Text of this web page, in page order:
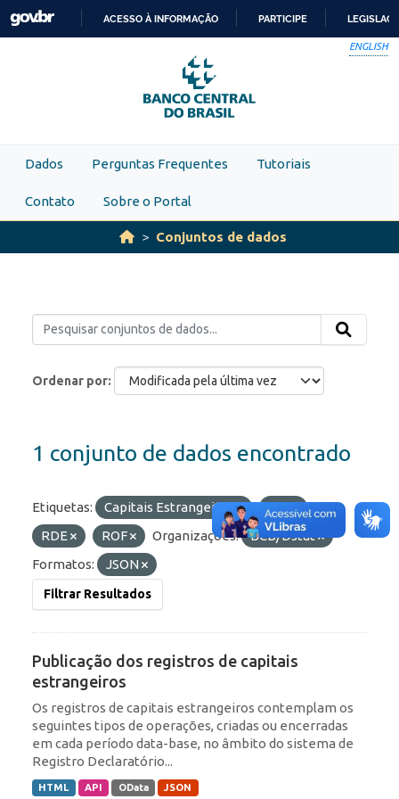
Skip to main content
PARA
O
CONTEÚDO
ACESSO À INFORMAÇÃO PARTICIPE
ENGLISH
Dados Perguntas Frequentes Tutoriais
Contato Sobre o Portal
Conjuntos de dados
Ordenar por
1 conjunto de dados encontrado
Etiquetas: Capitais Estrangeiros
IED
RDE
ROF Organizações:
BCB/Dstat
Formatos:
JSON
Filtrar Resultados
Publicação dos registros de capitais
estrangeiros
Os registros de capitais estrangeiros contemplam os
seguintes tipos de operações, criadas ou encerradas
em cada período data-base, no âmbito do sistema de
Registro Declaratório...
HTML API OData JSON